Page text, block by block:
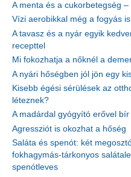
A menta és a cukorbetegség
Vízi aerobikkal még a fogyás
A tavasz és a nyár egyik
recepttel
Mi fokozhatja a nőknél a
A nyári hőségben jól jön egy
Kisebb égési sérülések az
léteznek?
A madárdal gyógyító erővel bír
Agressziót is okozhat a hőség
Saláta és spenót: két
fokhagymás-tárkonyos
spenótleves